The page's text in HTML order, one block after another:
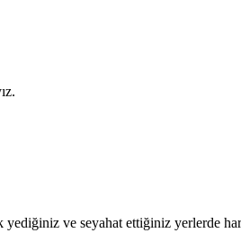
yediğiniz ve seyahat ettiğiniz yerlerde